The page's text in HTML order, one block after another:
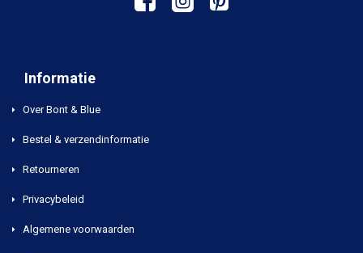
Informatie
Over Bont & Blue
Bestel & verzendinformatie
Retourneren
Privacybeleid
Algemene voorwaarden